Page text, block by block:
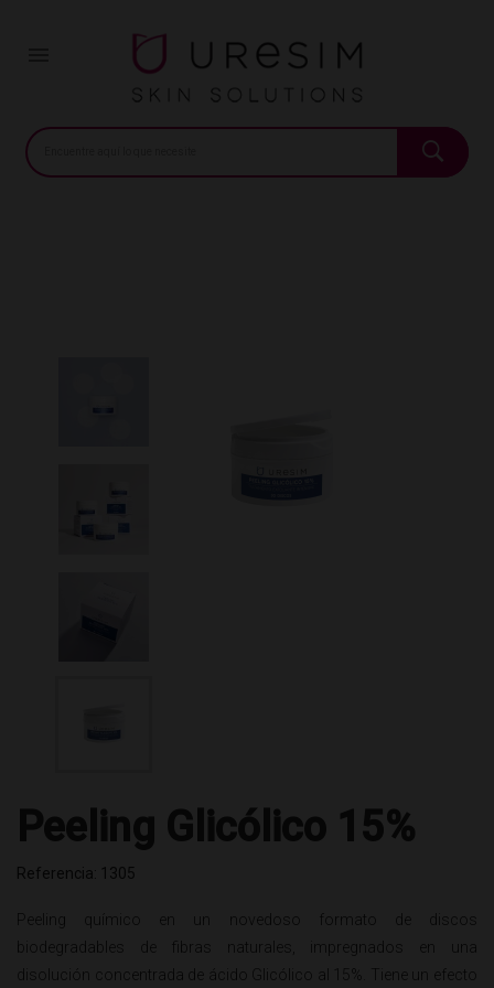
Peeling Glicólico 15%
Referencia: 1305
Peeling químico en un novedoso formato de discos
biodegradables de fibras naturales, impregnados en una
disolución concentrada de ácido Glicólico al 15%. Tiene un efecto